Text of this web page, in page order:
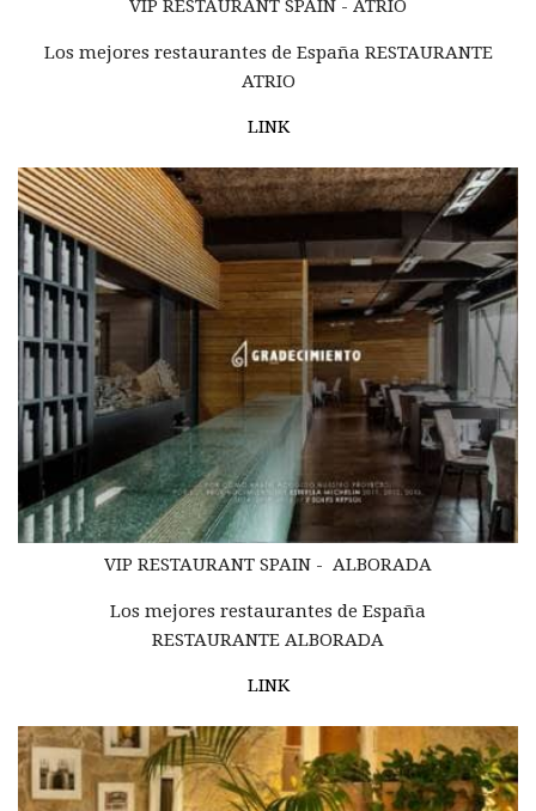
VIP RESTAURANT SPAIN - ATRIO
Los mejores restaurantes de España RESTAURANTE
ATRIO
LINK
VIP RESTAURANT SPAIN - ALBORADA
Los mejores restaurantes de España
RESTAURANTE ALBORADA
LINK